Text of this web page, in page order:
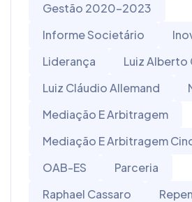
Gestão 2020-2023
Informe Societário
Liderança
Luiz Alberto
Luiz Cláudio Allemand
Mediação E Arbitragem
Mediação E Arbitragem
OAB-ES
Parceria
Raphael Cassaro